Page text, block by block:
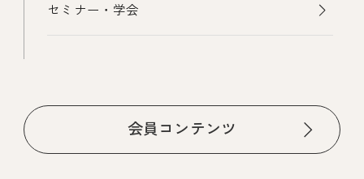
セミナー・学会
会員コンテンツ